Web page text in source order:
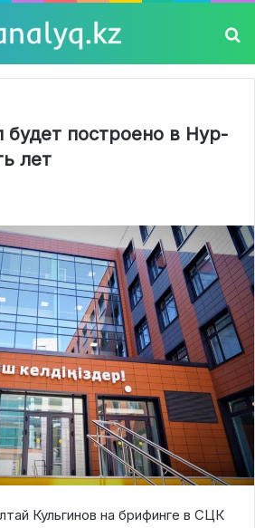
будет построено в Нур-
лет
Кульгинов на брифинге в СЦК